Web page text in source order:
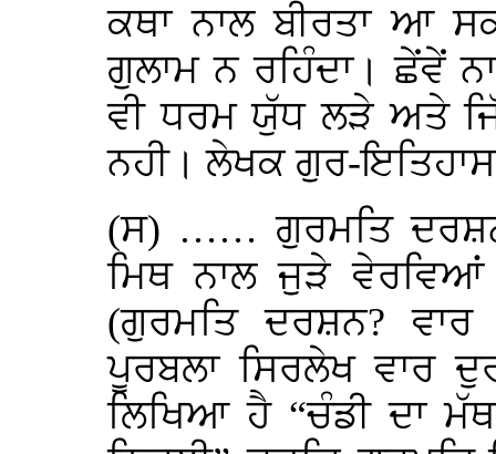
ਕਥਾ ਨਾਲ ਬੀਰਤਾ ਆ
ਗੁਲਾਮ ਨ ਰਹਿੰਦਾ। ਛੇਂਵੇਂ
ਵੀ ਧਰਮ ਯੁੱਧ ਲੜੇ ਅਤੇ
ਨਹੀ। ਲੇਖਕ ਗੁਰ-
(ਸ) …… ਗੁਰਮਤਿ
ਮਿਥ ਨਾਲ ਜੁੜੇ
(ਗੁਰਮਤਿ ਦਰਸ਼ਨ? ਵਾਰ
ਪੂਰਬਲਾ ਸਿਰਲੇਖ ਵਾਰ
ਲਿਖਿਆ ਹੈ “ਚੰਡੀ ਦਾ